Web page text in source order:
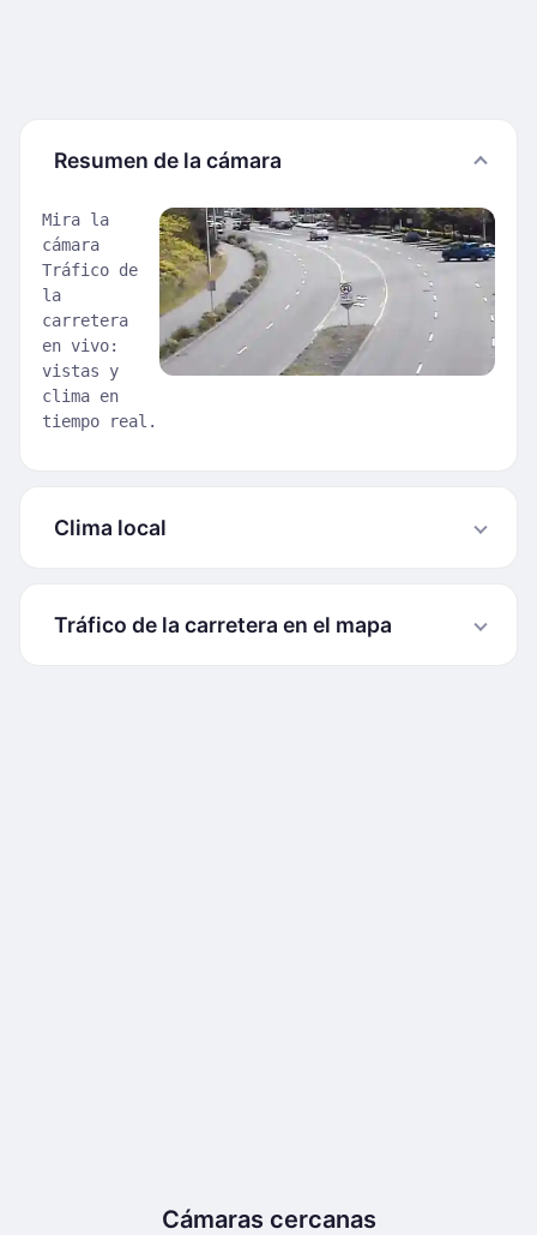
Resumen de la cámara
Mira la
cámara
Tráfico de
la
carretera
en vivo:
vistas y
clima en
tiempo real.
Clima local
Tráfico de la carretera en el mapa
Cámaras cercanas